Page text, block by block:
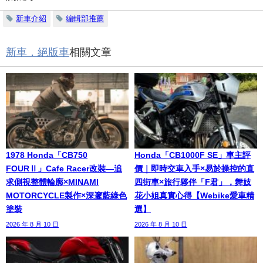
新車介紹 編輯部推薦
新車．絕版車相關文章
1978 Honda「CB750
FOURⅡ」Cafe Racer改裝—追
求側視整體輪廓×MINAMI
MOTORCYCLE製作×深邃藍綠色
塗裝
2026 年 8 月 10 日
Honda「CB1000F SE」車主評
價｜即時交車入手×易於操控的直
四街車×旅行夥伴「F君」，舞妓
花小姐真實心得【Webike愛車精
選】
2026 年 8 月 10 日